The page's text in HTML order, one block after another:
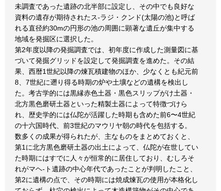
未調査であった遺跡の北半部に設定し、その中でも良好な
資料の遺存が期待されたス-ラジ・クンド(太陽の池)と呼ば
れる直径約30mの円形の池の周囲に顕著な遺丘が集中する
地域を発掘区に選択した。
第2年度以降の発掘調査では、初年度に作成した測量図に基
づいて発掘グリッドを設定して発掘調査を進めた。その結
果、西暦1世紀以降の煉瓦積建物のほか、少なくとも紀元前
8、7世紀に遡り得る時期の炉や土壙などの遺構を検出し
た。考古学的には黒縁赤色土器・黒色スリップがけ土器・
北方黒色磨研土器といった精製土器によって特徴づけら
れ、歴史学的には仏陀が活躍した時期も含めた前6〜4世紀
の十六国時代、前3世紀のマウリヤ朝の時代を包括する。
数多くの成果が得られたが、主なものをまとめておくと、
第1に北方黒色磨研土器の出土によって、仏陀が在世してい
た時期にはすでに人々が恒常的に居住しており、むしろそ
れがマヘ-ト遺跡の中心年代であったことが判明したこと、
第2に遺構の点で、その時期には焼成煉瓦の使用が本格化し